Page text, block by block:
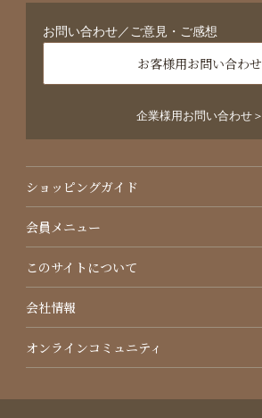
お問い合わせ／ご意見・ご感想
お客様用お問い合わせ
企業様用お問い合わせ＞
ショッピングガイド
会員メニュー
このサイトについて
会社情報
オンラインコミュニティ